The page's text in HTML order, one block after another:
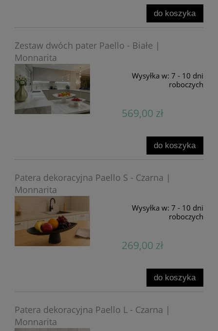
do koszyka
Zestaw dwóch pater Paello - Białe |
Monnarita
Wysyłka w: 7 - 10 dni
roboczych
569,00 zł
do koszyka
Patera dekoracyjna Paello S - Czarna |
Monnarita
Wysyłka w: 7 - 10 dni
roboczych
269,00 zł
do koszyka
Patera dekoracyjna Paello L - Czarna |
Monnarita